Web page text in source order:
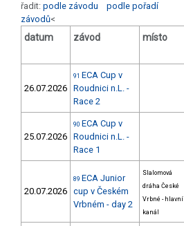
řadit: podle závodu podle pořadí
závodů<
datum závod místo
26.07.2026
91 ECA Cup v
Roudnici n.L. -
Race 2
25.07.2026
90 ECA Cup v
Roudnici n.L. -
Race 1
20.07.2026
89 ECA Junior
cup v Českém
Vrbném - day 2
Slalomová
dráha České
Vrbné - hlavní
kanál